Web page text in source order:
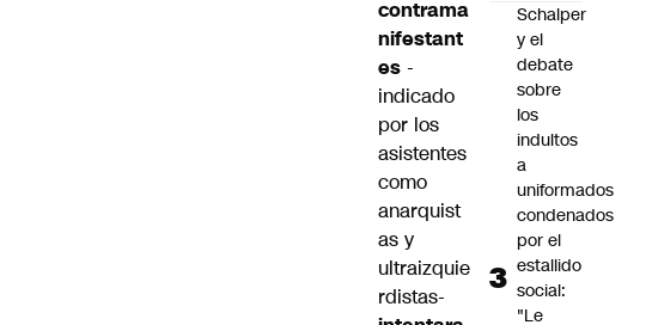
contrama
nifestant
es -
indicado
por los
asistentes
como
anarquist
as y
ultraizquie
rdistas-
Schalper
y el
debate
sobre
los
indultos
a
uniformados
condenados
por el
estallido
social:
"Le